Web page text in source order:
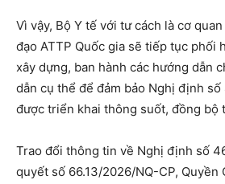
Vì vậy, Bộ Y tế với tư cách là cơ
đạo ATTP Quốc gia sẽ tiếp tục phối
xây dựng, ban hành các hướng dẫn
dẫn cụ thể để đảm bảo Nghị định
được triển khai thông suốt, đồng bộ
Trao đổi thông tin về Nghị định số
quyết số 66.13/2026/NQ-CP, Quyền